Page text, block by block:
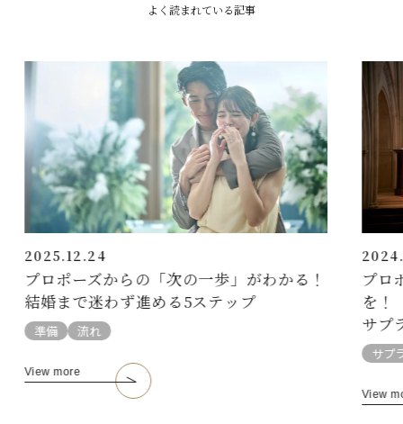
よく読まれている記事
2025.12.24
プロポーズからの「次の一歩」がわかる！
結婚まで迷わず進める5ステップ
準備 流れ
View more
プロ
を！
サプ
サプ
View